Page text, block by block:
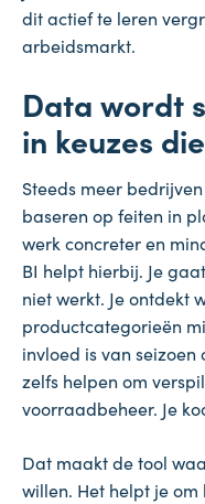
dit actief te leren
arbeidsmarkt.
Data wordt
in keuzes
Steeds meer
baseren op feiten in
werk concreter en
BI helpt hierbij. Je
niet werkt. Je ontdekt
productcategorieën
invloed is van
zelfs helpen om
voorraadbeheer. Je
Dat maakt de tool
willen. Het helpt je